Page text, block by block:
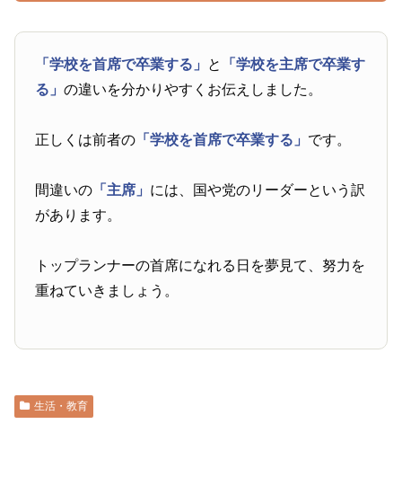
「学校を首席で卒業する」 と
「学校を主席で卒業す
る」の違いを分かりやすくお伝えしました。
正しくは前者の 「学校を首席で卒業する」 です。
間違いの 「主席」 には、国や党のリーダーという訳
があります。
トップランナーの首席になれる日を夢見て、努力を
重ねていきましょう。
生活・教育